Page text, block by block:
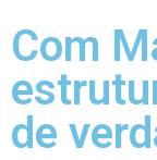
Com
de